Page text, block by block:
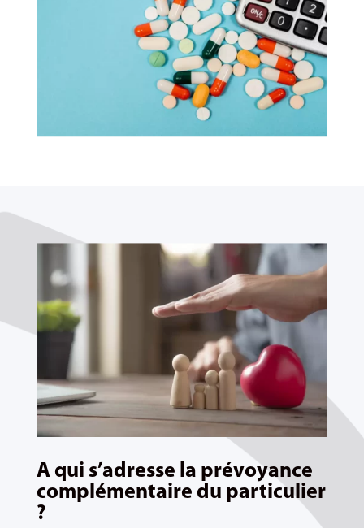
A qui s’adresse la prévoyance
complémentaire du particulier
?